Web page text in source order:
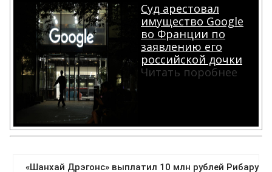
Суд арестовал
имущество Google
во Франции по
заявлению его
российской дочки
Читать поробнее